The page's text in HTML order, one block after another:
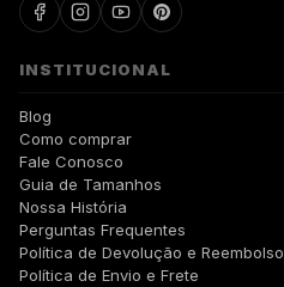
INSTITUCIONAL
Blog
Como comprar
Fale Conosco
Guia de Tamanhos
Nossa História
Perguntas Frequentes
Política de Devolução e Reembolso
Política de Envio e Frete